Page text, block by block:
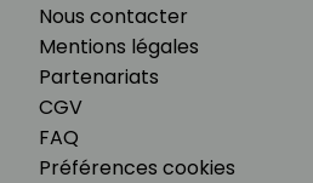
Nous contacter
Mentions légales
Partenariats
CGV
FAQ
Préférences cookies